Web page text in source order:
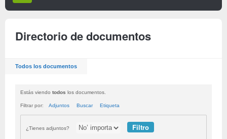
Directorio de documentos
Todos los documentos
Estás viendo todos los documentos.
Filtrar por: Adjuntos Buscar Etiqueta
¿Tienes adjuntos?